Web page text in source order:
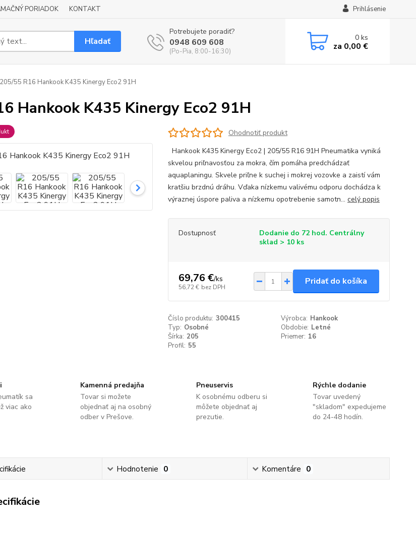
PORIADOK KONTAKT Prihlásenie
Hľadať
Potrebujete poradiť?
0948 609 608
(Po-Pia, 8:00-16:30)
0ks
za 0,00 €
205/55 R16 Hankook K435 Kinergy Eco2 91H
Hankook K435 Kinergy Eco2 91H
Ohodnotiť produkt
Hankook K435 Kinergy Eco2 | 205/55 R16 91H Pneumatika vyniká
skvelou priľnavosťou za mokra, čím pomáha predchádzať
aquaplaningu. Skvele priľne k suchej i mokrej vozovke a zaistí vám
kratšiu brzdnú dráhu. Vďaka nízkemu valivému odporu dochádza k
výraznej úspore paliva a nízkemu opotrebenie samotn... celý popis
Dostupnosť
Dodanie do 72 hod. Centrálny
sklad > 10 ks
69,76 €/ks
56,72 € bez DPH
Pridať do košíka
Číslo produktu: 300415 Výrobca: Hankook
Typ: Osobné Obdobie: Letné
Šírka: 205 Priemer: 16
Profil: 55
sa
viac ako
Kamenná predajňa
Tovar si možete
objednať aj na osobný
odber v Prešove.
Pneuservis
K osobnému odberu si
môžete objednať aj
prezutie.
Rýchle dodanie
Tovar uvedený
"skladom" expedujeme
do 24-48 hodín.
Hodnotenie 0 Komentáre 0